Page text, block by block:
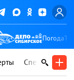
Погода
Спектакли